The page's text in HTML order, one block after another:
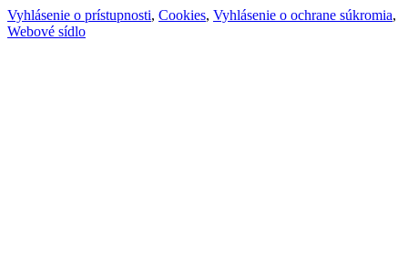
Vyhlásenie o prístupnosti, Cookies, Vyhlásenie o ochrane súkromia,
Webové sídlo